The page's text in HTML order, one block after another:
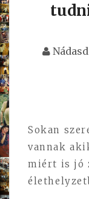
Sokan
vannak
miért is jó